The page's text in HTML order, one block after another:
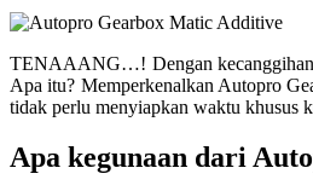
TENAAANG…! Dengan kecanggihan
Apa itu? Memperkenalkan Autopro
tidak perlu menyiapkan waktu khusus
Apa kegunaan dari